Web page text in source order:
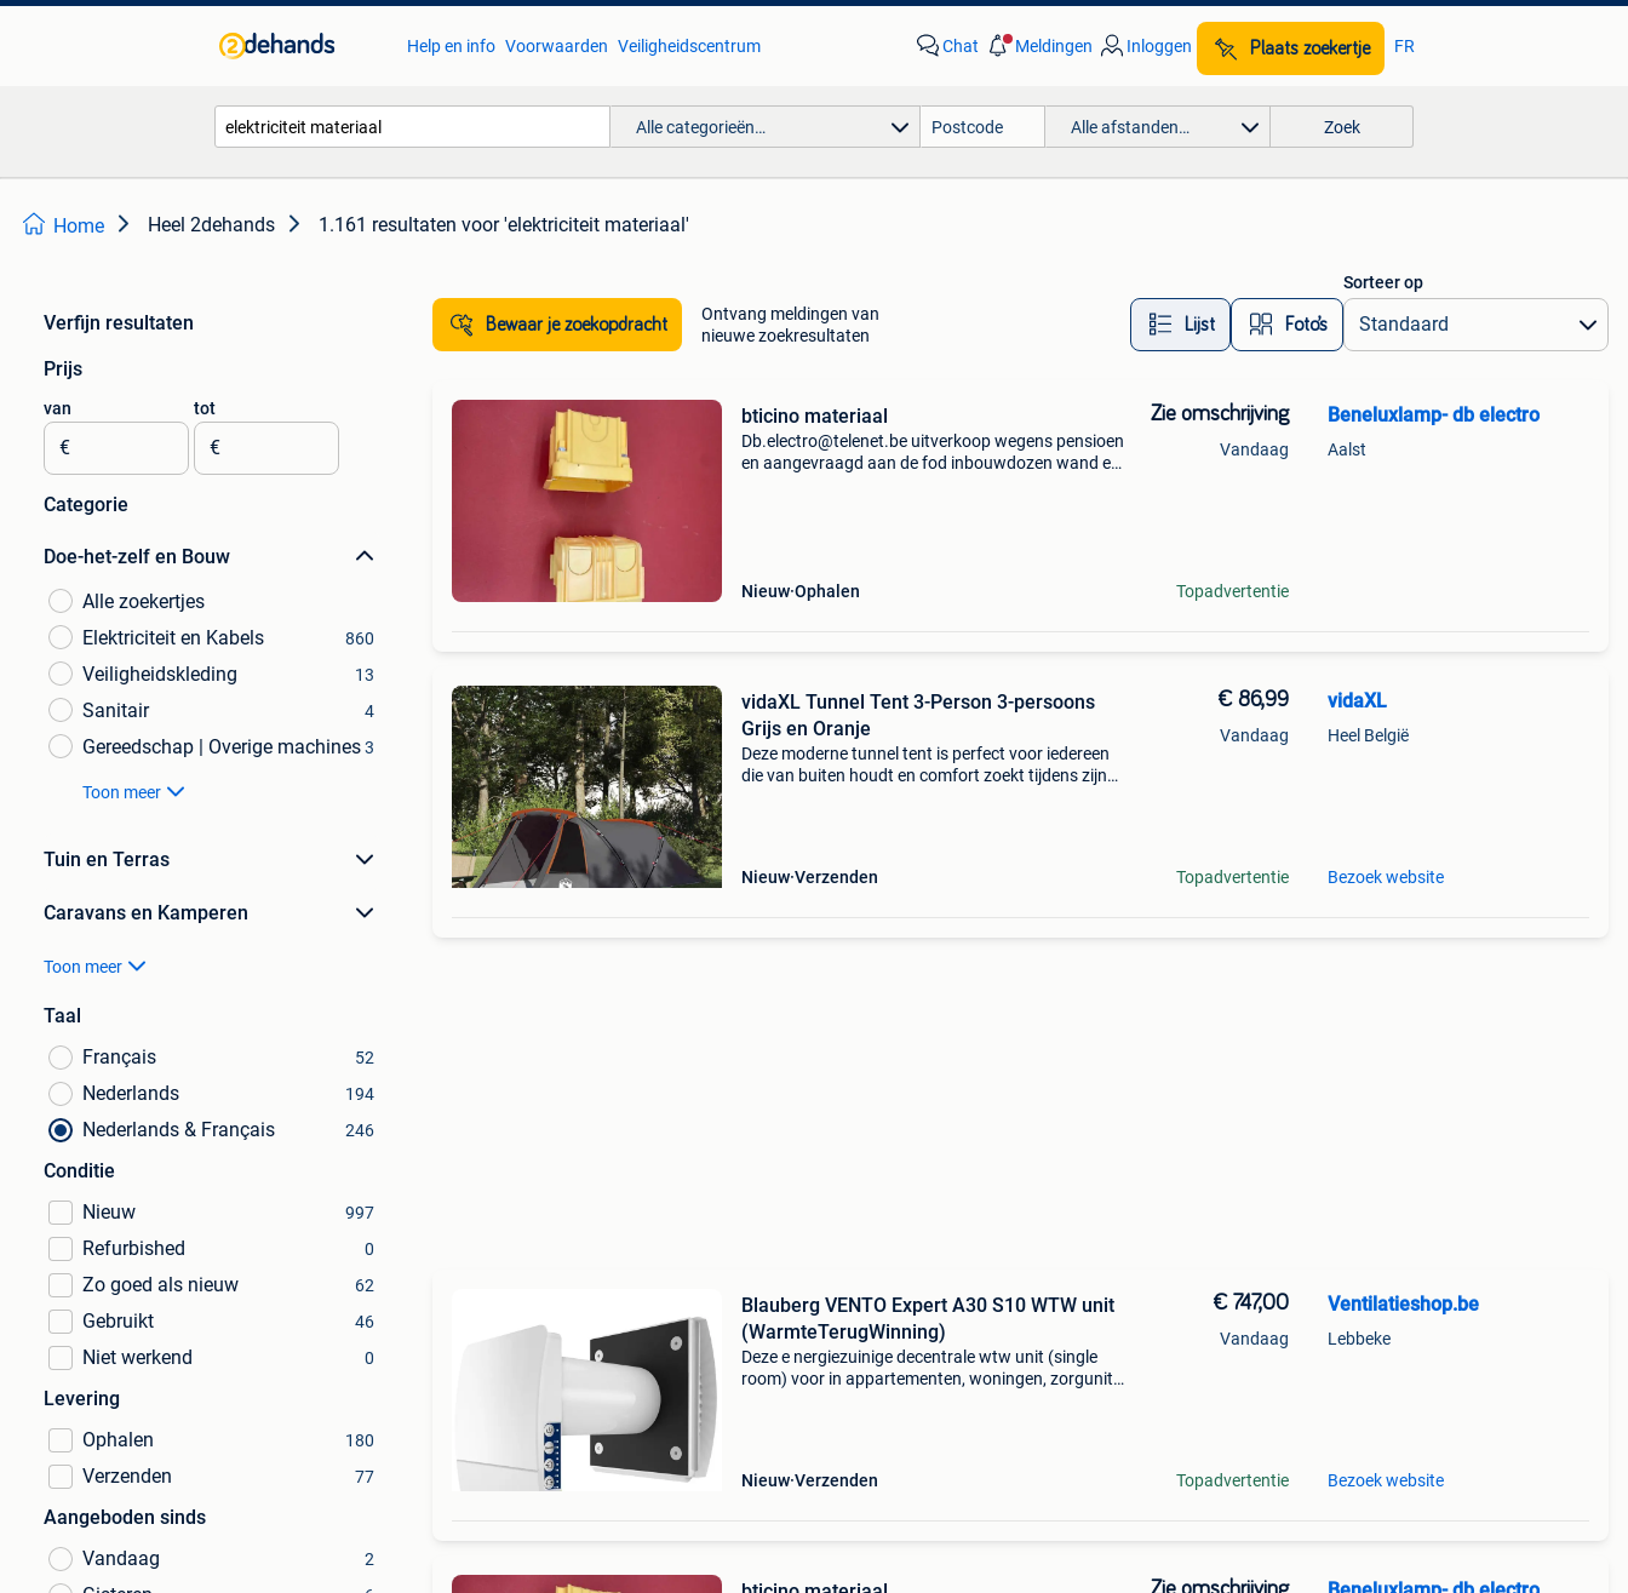
Help en info Voorwaarden Veiligheidscentrum Chat Meldingen Inloggen Plaats zoekertje FR
Alle categorieën… Alle afstanden… Zoek
Home Heel 2dehands 1.161 resultaten voor 'elektriciteit materiaal'
Verfijn resultaten
Prijs
van
€
tot
€
Categorie
Doe-het-zelf en Bouw
Alle zoekertjes
Elektriciteit en Kabels
860
Veiligheidskleding 13
Sanitair 4
Gereedschap | Overige machines3
Toon meer
Tuin en Terras
Caravans en Kamperen
Toon meer
Taal
Français
52
Nederlands 194
Nederlands & Français 246
Conditie
Nieuw
997
Refurbished 0
Zo goed als nieuw 62
Gebruikt 46
Niet werkend 0
Levering
Ophalen
180
Verzenden 77
Aangeboden sinds
Vandaag
2
Bewaar je zoekopdracht
Ontvang meldingen van
nieuwe zoekresultaten
Lijst Foto’s
Sorteer op
bticino materiaal
Db.electro@telenet.be uitverkoop wegens pensioen
en aangevraagd aan de fod inbouwdozen wand en
Nieuw Ophalen
Zie omschrijving
Vandaag
Topadvertentie
Beneluxlamp- db electro
Aalst
vidaXL Tunnel Tent 3-Person 3-persoons
Grijs en Oranje
Deze moderne tunnel tent is perfect voor iedereen
die van buiten houdt en comfort zoekt tijdens zijn
Nieuw Verzenden
€ 86,99
Vandaag
Topadvertentie
vidaXL
Heel België
Bezoek website
Blauberg VENTO Expert A30 S10 WTW unit
(WarmteTerugWinning)
Deze e nergiezuinige decentrale wtw unit (single
room) voor in appartementen, woningen, zorgunits,
Nieuw Verzenden
€ 747,00
Vandaag
Topadvertentie
Ventilatieshop.be
Lebbeke
Bezoek website